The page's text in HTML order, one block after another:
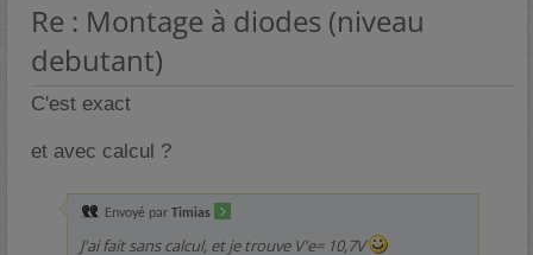
Re : Montage à diodes (niveau
debutant)
C'est exact
et avec calcul ?
Envoyé par Timias
J'ai fait sans calcul, et je trouve V'e= 10,7V